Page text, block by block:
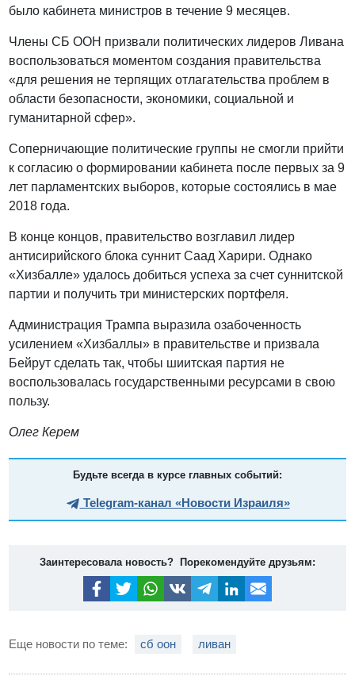
было кабинета министров в течение 9 месяцев.
Члены СБ ООН призвали политических лидеров Ливана
воспользоваться моментом создания правительства
«для решения не терпящих отлагательства проблем в
области безопасности, экономики, социальной и
гуманитарной сфер».
Соперничающие политические группы не смогли прийти
к согласию о формировании кабинета после первых за 9
лет парламентских выборов, которые состоялись в мае
2018 года.
В конце концов, правительство возглавил лидер
антисирийского блока суннит Саад Харири. Однако
«Хизбалле» удалось добиться успеха за счет суннитской
партии и получить три министерских портфеля.
Администрация Трампа выразила озабоченность
усилением «Хизбаллы» в правительстве и призвала
Бейрут сделать так, чтобы шиитская партия не
воспользовалась государственными ресурсами в свою
пользу.
Олег Керем
Будьте всегда в курсе главных событий:
Telegram-канал «Новости Израиля»
Заинтересовала новость? Порекомендуйте друзьям:
Еще новости по теме: сб оон ливан